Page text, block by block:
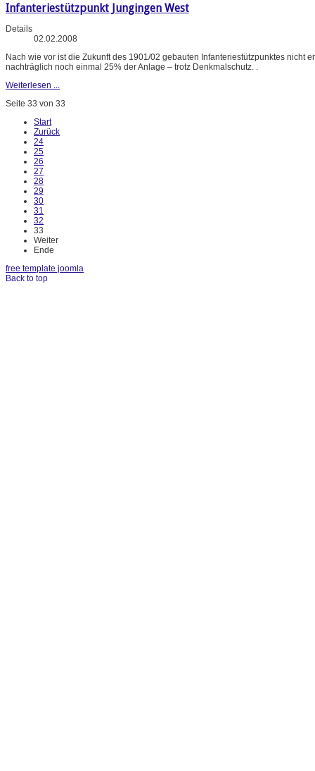
Infanteriestützpunkt Jungingen West
Details
02.02.2008
Nach wie vor ist die Zukunft des 1901/02 gebauten Infanteriestützpunktes
nachträglich noch einmal 25% der Anlage – trotz Denkmalschutz. .
Weiterlesen ...
Seite 33 von 33
Start
Zurück
24
25
26
27
28
29
30
31
32
33
Weiter
Ende
free template joomla
Back to top